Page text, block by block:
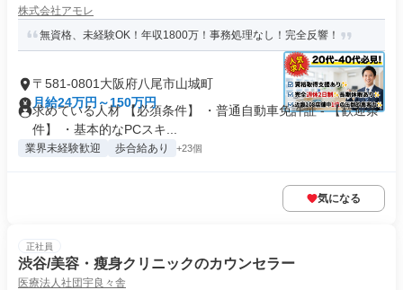
株式会社アモレ
無資格、未経験OK！年収1800万！事務処理なし！完全反響！
〒581-0801大阪府八尾市山城町
月給24万円～150万円
求めている人材 【必須条件】 ・普通自動車免許証 - 【歓迎条
件】 ・基本的なPCスキ...
業界未経験歓迎 歩合給あり +23個
気になる
正社員
渋谷/美容・瘦身クリニックのカウンセラー
医療法人社団宇良々舎